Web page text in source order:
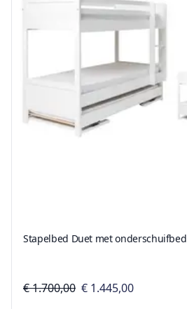
Stapelbed Duet met onderschuifbed
€ 1.700,00 € 1.445,00